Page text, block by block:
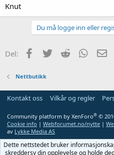
Knut
Du må logge inn eller
Del: Facebook
Twitter Reddit
Nettbutikk
Kontakt oss Vilkår og regler
Community platform by XenForo® ©
Cookie info | Webforumet.no/nytte |
av Lykke Media AS
Dette nettstedet bruker
skreddersy din opplevelse og holde